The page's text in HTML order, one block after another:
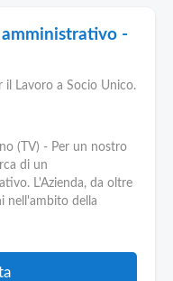
-
il Lavoro a Socio Unico.
(TV) - Per un nostro
di un
L'Azienda, da oltre
nell'ambito della